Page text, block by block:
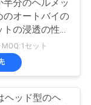
半分のヘルメッ
のオートバイの
の浸透の性能
ー
セット
ヘッド型のヘ